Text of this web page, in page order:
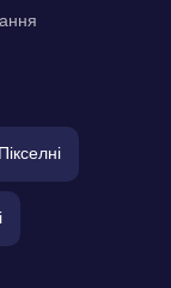
Пікселні